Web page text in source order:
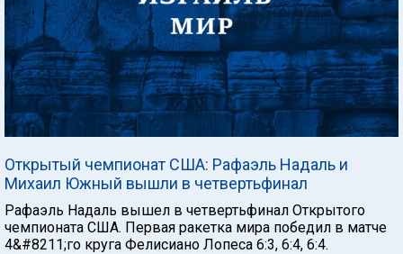
Открытый чемпионат США: Рафаэль Надаль и
Михаил Южный вышли в четвертьфинал
Рафаэль Надаль вышел в четвертьфинал Открытого
чемпионата США. Первая ракетка мира победил в матче
4&#8211;го круга Фелисиано Лопеса 6:3, 6:4, 6:4.